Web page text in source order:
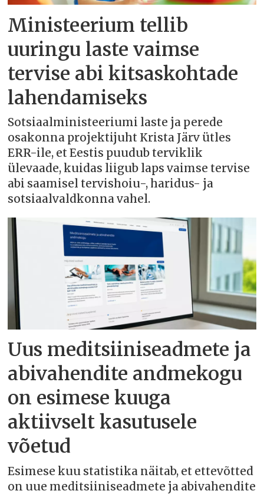
Ministeerium tellib
uuringu laste vaimse
tervise abi kitsaskohtade
lahendamiseks
Sotsiaalministeeriumi laste ja perede
osakonna projektijuht Krista Järv ütles
ERR-ile, et Eestis puudub terviklik
ülevaade, kuidas liigub laps vaimse tervise
abi saamisel tervishoiu-, haridus- ja
sotsiaalvaldkonna vahel.
Uus meditsiiniseadmete ja
abivahendite andmekogu
on esimese kuuga
aktiivselt kasutusele
võetud
Esimese kuu statistika näitab, et ettevõtted
on uue meditsiiniseadmete ja abivahendite